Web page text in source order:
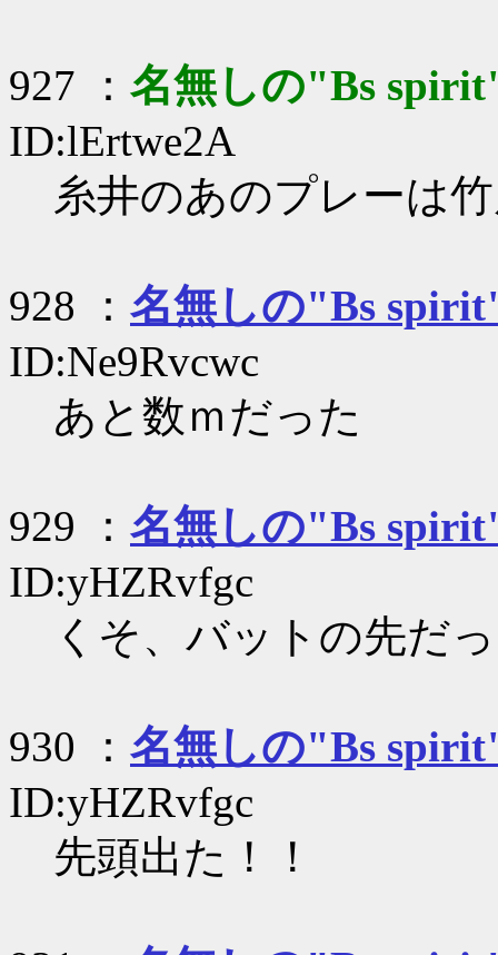
927 ： 名無しの"Bs
ID:lErtwe2A
糸井のあのプレーは
928 ： 名無しの"Bs
ID:Ne9Rvcwc
あと数ｍだった
929 ： 名無しの"Bs
ID:yHZRvfgc
くそ、バットの先だ
930 ： 名無しの"Bs
ID:yHZRvfgc
先頭出た！！